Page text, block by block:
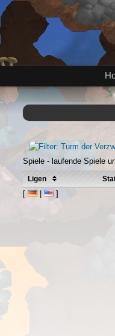
Spiele - laufende Spiele
Ligen
[ | ]